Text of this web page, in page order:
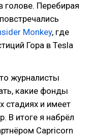
голове. Перебирая
Monkey, где
Гора в Tesla
журналисты
какие фонды
стадиях и имеет
В итоге я набрёл
Capricorn